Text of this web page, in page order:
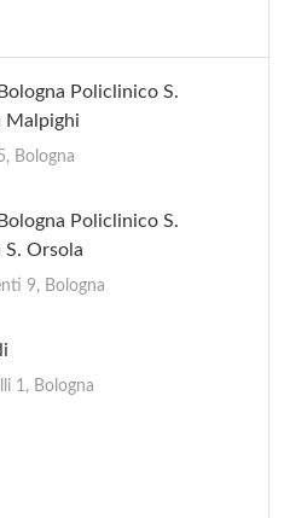
Policlinico S.
Malpighi
Bologna
Policlinico S.
Orsola
9, Bologna
1, Bologna